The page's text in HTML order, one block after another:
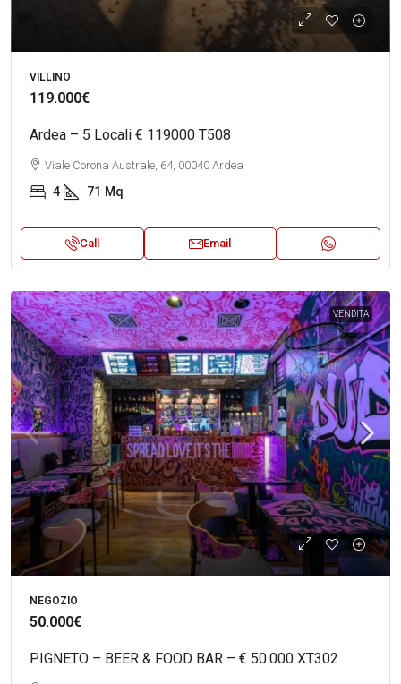
VILLINO
119.000€
Ardea – 5 Locali € 119000 T508
Viale Corona Australe, 64, 00040 Ardea
4 71 Mq
Call Email
VENDITA
NEGOZIO
50.000€
PIGNETO – BEER & FOOD BAR – € 50.000 XT302